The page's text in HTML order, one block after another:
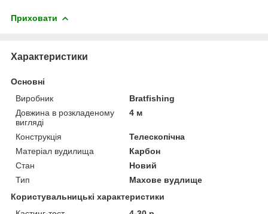
Приховати
Характеристики
Основні
Виробник
Bratfishing
Довжина в розкладеному
вигляді
4 м
Конструкція
Телескопічна
Матеріал вудилища
Карбон
Стан
Новий
Тип
Махове вудлище
Користувальницькі характеристики